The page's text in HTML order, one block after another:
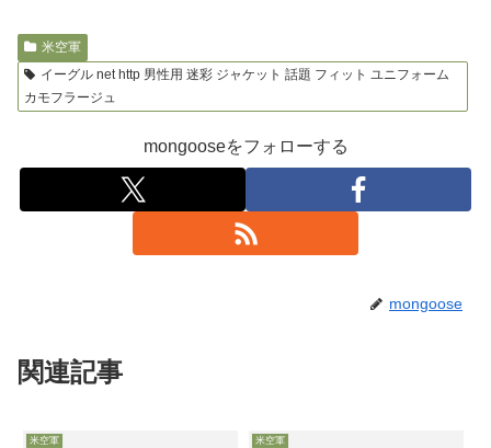
米空軍
イーグル net http 男性用 迷彩 ジャケット 話題 フィット ユニフォーム
カモフラージュ
mongooseをフォローする
mongoose
関連記事
米空軍 米空軍